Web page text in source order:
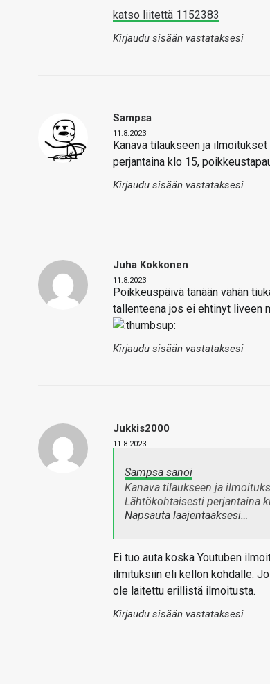
katso liitettä 1152383
Kirjaudu sisään vastataksesi
Sampsa
11.8.2023
Kanava tilaukseen ja
perjantaina klo 15,
Kirjaudu sisään vastataksesi
Juha Kokkonen
11.8.2023
Poikkeuspäivä tänään vähän
tallenteena jos ei ehtinyt liveen
Kirjaudu sisään vastataksesi
Jukkis2000
11.8.2023
Sampsa sanoi
Kanava tilaukseen ja
Lähtökohtaisesti perjantaina
Napsauta laajentaaksesi…
Ei tuo auta koska Youtuben
ilmituksiin eli kellon kohdalle.
ole laitettu erillistä ilmoitusta.
Kirjaudu sisään vastataksesi